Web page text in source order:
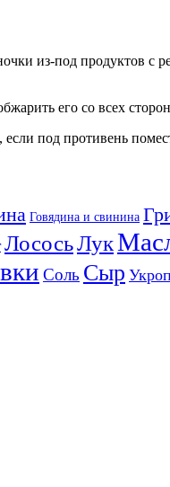
из-под продуктов с
его со всех
под противень
Говядина и свинина
ЛососьЛук
Соль Сыр Укроп